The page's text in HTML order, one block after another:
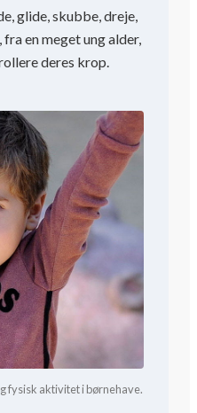
glide, skubbe, dreje,
en meget ung alder,
deres krop.
fysisk aktivitet i børnehave.